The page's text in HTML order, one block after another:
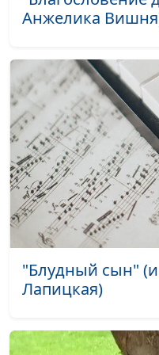
Мы вместе в
Два крыла
Услышь молитву
мою
Твой новый день
Там мой дом
Между мной и
Тобой
Белоснежною
птицей
Все же так просто
Анжелика
"Блудный сын"
Лапицкая)